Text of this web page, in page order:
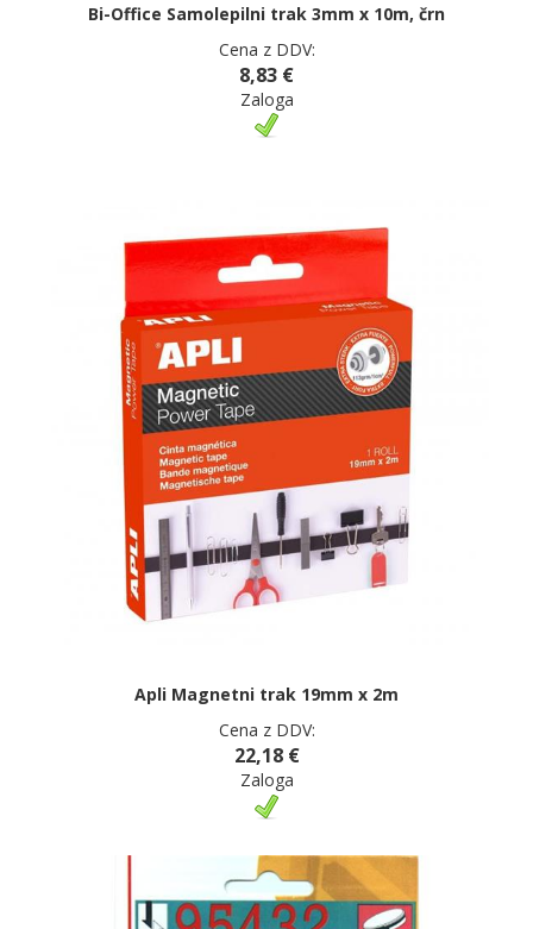
Bi-Office Samolepilni trak 3mm x 10m, črn
Cena z DDV:
8,83 €
Zaloga
Apli Magnetni trak 19mm x 2m
Cena z DDV:
22,18 €
Zaloga